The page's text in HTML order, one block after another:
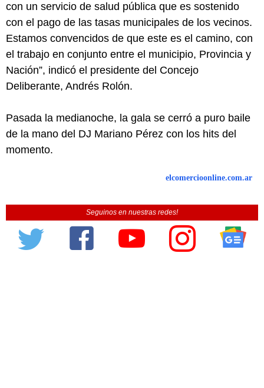
con un servicio de salud pública que es sostenido
con el pago de las tasas municipales de los vecinos.
Estamos convencidos de que este es el camino, con
el trabajo en conjunto entre el municipio, Provincia y
Nación”, indicó el presidente del Concejo
Deliberante, Andrés Rolón.
Pasada la medianoche, la gala se cerró a puro baile
de la mano del DJ Mariano Pérez con los hits del
momento.
elcomercioonline.com.ar
Seguinos en nuestras redes!